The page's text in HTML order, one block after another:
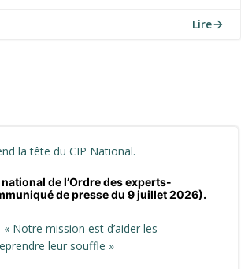
Lire
la tête du CIP National.
de l’Ordre des experts-
de presse du 9 juillet 2026).
Notre mission est d’aider les
leur souffle »